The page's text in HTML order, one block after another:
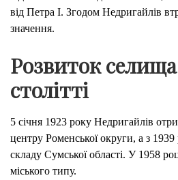
від Петра I. Згодом Недригайлів
значення.
Розвиток
столітті
5 січня 1923 року Недригайлів
центру Роменської округи, а з
складу Сумської області. У 1958
міського типу.